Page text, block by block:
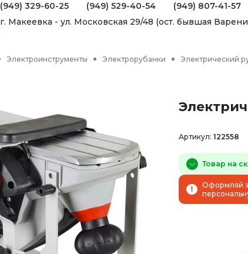
(949) 329-60-25
(949) 529-40-54
(949) 807-41-57
г. Макеевка - ул. Московская 29/48 (ост. бывшая
Электроинструменты Электрорубанки Электрический
Артикул: 122558
Товар на
Оформляй